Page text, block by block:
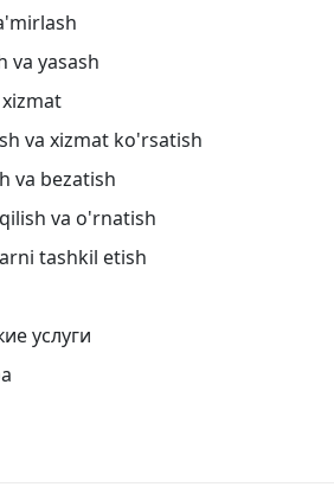
va yasash
va xizmat ko'rsatish
va bezatish
va o'rnatish
tashkil etish
услуги